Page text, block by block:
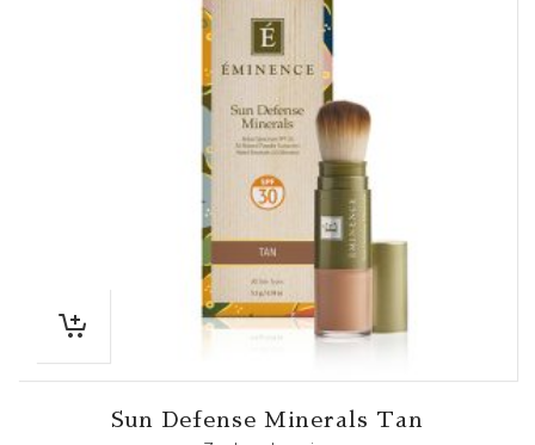
Sun Defense Minerals Tan